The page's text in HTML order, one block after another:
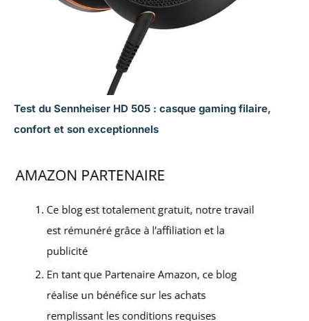
Test du Sennheiser HD 505 : casque gaming filaire,
confort et son exceptionnels